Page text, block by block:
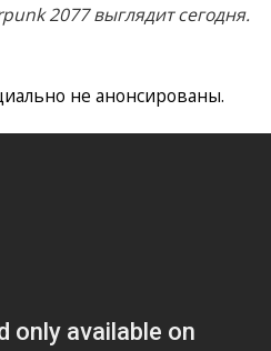
2077 выглядит сегодня.
не анонсированы.